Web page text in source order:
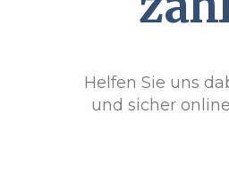
Helfen Sie uns
und sicher